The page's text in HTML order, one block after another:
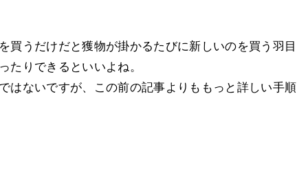
買うだけだと獲物が掛かるたびに新しいのを買う羽目
たりできるといいよね。
はないですが、この前の記事よりももっと詳しい手順